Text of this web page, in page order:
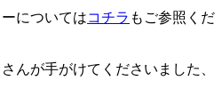
についてはコチラ もご参照くだ
んが手がけてくださいました、